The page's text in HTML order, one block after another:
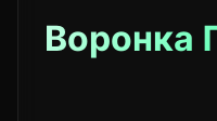
Воронка